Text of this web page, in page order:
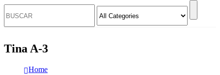
Tina A-3
Home